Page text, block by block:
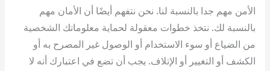
الأمن مهم جدا بالنسبة لنا. نحن نتفهم أيضًا أن الأمان مهم
بالنسبة لك. نتخذ خطوات معقولة لحماية معلوماتك الشخصية
من الضياع أو سوء الاستخدام أو الوصول غير المصرح به أو
الكشف أو التغيير أو الإتلاف. يجب أن تضع في اعتبارك أنه لا